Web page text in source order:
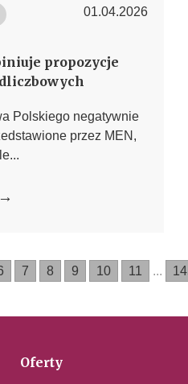
01.04.2026
propozycje
Polskiego negatywnie
przez MEN,
→
7 8 9 10 11 ...
Oferty